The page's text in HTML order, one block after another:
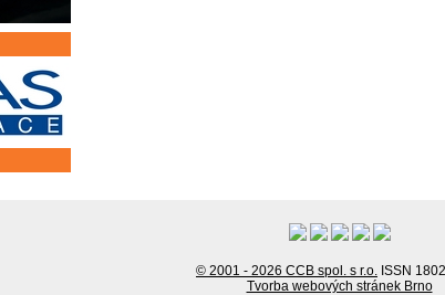
© 2001 - 2026 CCB spol. s r.o. ISSN
Tvorba webových stránek Brno